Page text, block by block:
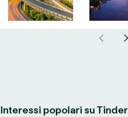
Interessi popolari su Tinder